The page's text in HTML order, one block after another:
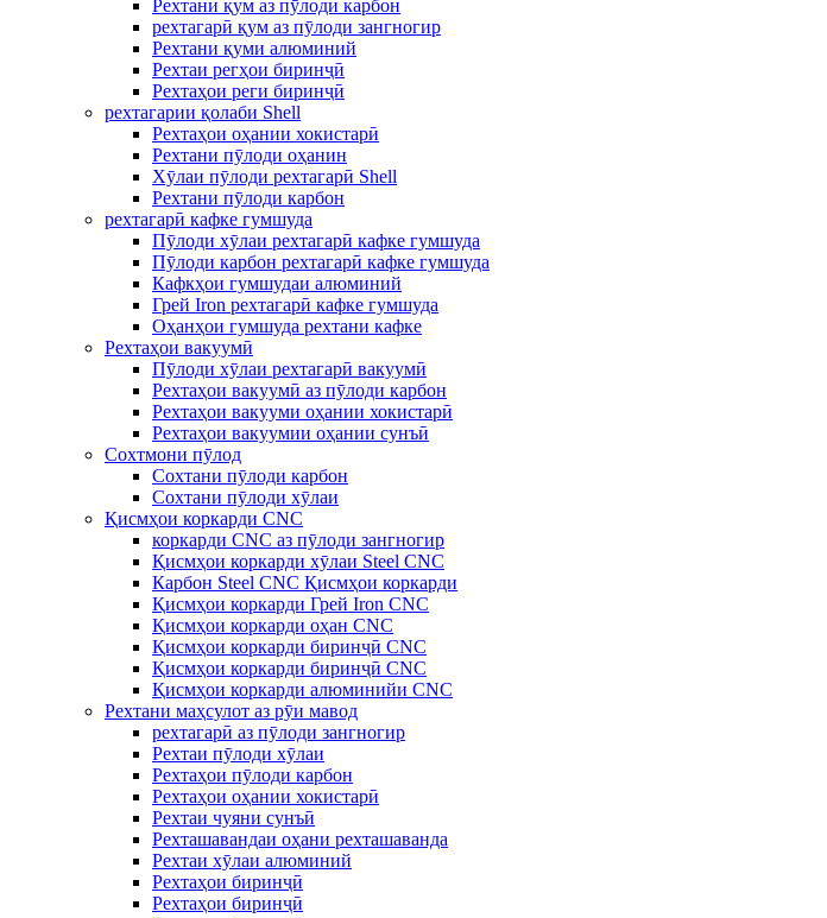
Рехтани қум аз пӯлоди карбон
рехтагарӣ қум аз пӯлоди зангногир
Рехтани қуми алюминий
Рехтаи регҳои биринҷӣ
Рехтаҳои реги биринҷӣ
рехтагарии қолаби Shell
Рехтаҳои оҳании хокистарӣ
Рехтани пӯлоди оҳанин
Хӯлаи пӯлоди рехтагарӣ Shell
Рехтани пӯлоди карбон
рехтагарӣ кафке гумшуда
Пӯлоди хӯлаи рехтагарӣ кафке гумшуда
Пӯлоди карбон рехтагарӣ кафке гумшуда
Кафкҳои гумшудаи алюминий
Грей Iron рехтагарӣ кафке гумшуда
Оҳанҳои гумшуда рехтани кафке
Рехтаҳои вакуумӣ
Пӯлоди хӯлаи рехтагарӣ вакуумӣ
Рехтаҳои вакуумӣ аз пӯлоди карбон
Рехтаҳои вакууми оҳании хокистарӣ
Рехтаҳои вакуумии оҳании сунъӣ
Сохтмони пӯлод
Сохтани пӯлоди карбон
Сохтани пӯлоди хӯлаи
Қисмҳои коркарди CNC
коркарди CNC аз пӯлоди зангногир
Қисмҳои коркарди хӯлаи Steel CNC
Карбон Steel CNC Қисмҳои коркарди
Қисмҳои коркарди Грей Iron CNC
Қисмҳои коркарди оҳан CNC
Қисмҳои коркарди биринҷӣ CNC
Қисмҳои коркарди биринҷӣ CNC
Қисмҳои коркарди алюминийи CNC
Рехтани маҳсулот аз рӯи мавод
рехтагарӣ аз пӯлоди зангногир
Рехтаи пӯлоди хӯлаи
Рехтаҳои пӯлоди карбон
Рехтаҳои оҳании хокистарӣ
Рехтаи чуяни сунъӣ
Рехташавандаи оҳани рехташаванда
Рехтаи хӯлаи алюминий
Рехтаҳои биринҷӣ
Рехтаҳои биринҷӣ